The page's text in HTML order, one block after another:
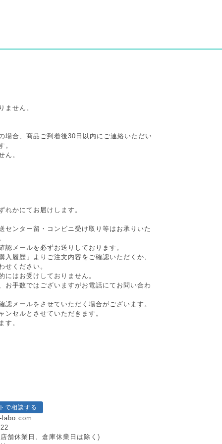
ません。
場合、商品ご到着後30日以内にご連絡いただい
。
ん。
れかにてお届けします。
センター留・コンビニ受け取り等はお承りいた
メールを必ずお送りしております。
履歴」よりご注文内容をご確認いただくか、
せください。
にはお受けしておりません。
お手数ではございますがお電話にてお問い合わ
メールをさせていただく場合がございます。
セルとさせていただきます。
す。
で相談する
休業日、倉庫休業日は除く)